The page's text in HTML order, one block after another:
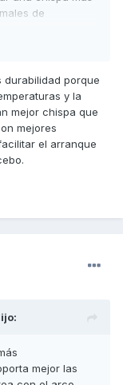
de
durabilidad porque
y la
mejor chispa que
mejores
el arranque
mejor las